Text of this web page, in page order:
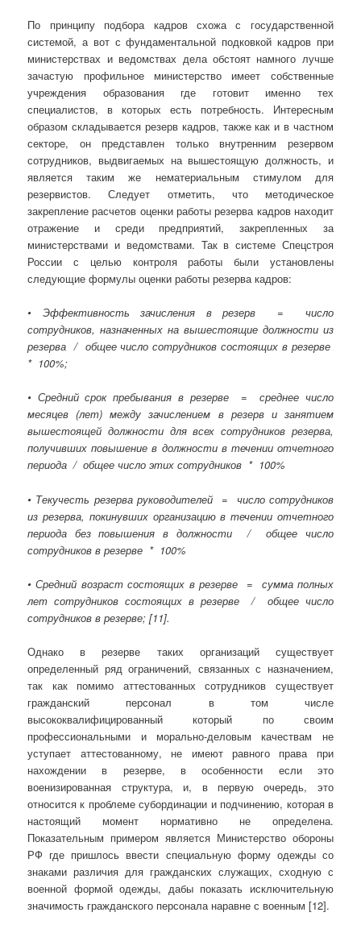
По принципу подбора кадров схожа с государственной
системой, а вот с фундаментальной подковкой кадров при
министерствах и ведомствах дела обстоят намного лучше
зачастую профильное министерство имеет собственные
учреждения образования где готовит именно тех
специалистов, в которых есть потребность. Интересным
образом складывается резерв кадров, также как и в частном
секторе, он представлен только внутренним резервом
сотрудников, выдвигаемых на вышестоящую должность, и
является таким же нематериальным стимулом для
резервистов. Следует отметить, что методическое
закрепление расчетов оценки работы резерва кадров находит
отражение и среди предприятий, закрепленных за
министерствами и ведомствами. Так в системе Спецстроя
России с целью контроля работы были установлены
следующие формулы оценки работы резерва кадров:
• Эффективность зачисления в резерв = число
сотрудников, назначенных на вышестоящие должности из
резерва / общее число сотрудников состоящих в резерве
* 100%;
• Средний срок пребывания в резерве = среднее число
месяцев (лет) между зачислением в резерв и занятием
вышестоящей должности для всех сотрудников резерва,
получивших повышение в должности в течении отчетного
периода / общее число этих сотрудников * 100%
• Текучесть резерва руководителей = число сотрудников
из резерва, покинувших организацию в течении отчетного
периода без повышения в должности / общее число
сотрудников в резерве * 100%
• Средний возраст состоящих в резерве = сумма полных
лет сотрудников состоящих в резерве / общее число
сотрудников в резерве; [11].
Однако в резерве таких организаций существует
определенный ряд ограничений, связанных с назначением,
так как помимо аттестованных сотрудников существует
гражданский персонал в том числе
высококвалифицированный который по своим
профессиональными и морально-деловым качествам не
уступает аттестованному, не имеют равного права при
нахождении в резерве, в особенности если это
военизированная структура, и, в первую очередь, это
относится к проблеме субординации и подчинению, которая в
настоящий момент нормативно не определена.
Показательным примером является Министерство обороны
РФ где пришлось ввести специальную форму одежды со
знаками различия для гражданских служащих, сходную с
военной формой одежды, дабы показать исключительную
значимость гражданского персонала наравне с военным [12].